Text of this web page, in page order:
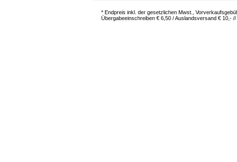
* Endpreis inkl. der gesetzlichen Mwst.,
Übergabeeinschreiben € 6,50 / Auslandsversand € 10,-